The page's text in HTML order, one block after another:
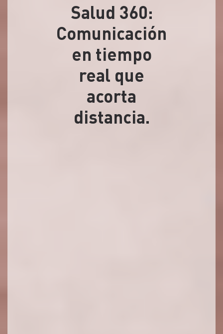
Salud 360:
Comunicación
en tiempo
real que
acorta
distancia.